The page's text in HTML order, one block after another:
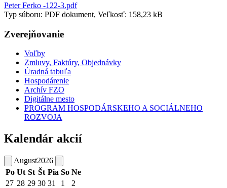
Peter Ferko -122-3.pdf
Typ súboru: PDF dokument, Veľkosť: 158,23 kB
Zverejňovanie
Voľby
Zmluvy, Faktúry, Objednávky
Úradná tabuľa
Hospodárenie
Archív FZO
Digitálne mesto
PROGRAM HOSPODÁRSKEHO A SOCIÁLNEHO
ROZVOJA
Kalendár akcií
August2026
Po Ut St Št Pia So Ne
27 28 29 30 31 1
2